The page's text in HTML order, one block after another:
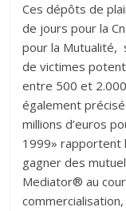
Ces dépôts de
de jours pour la
pour la Mutualité,
de victimes
entre 500 et
également
millions d’euros
1999» rapportent
gagner des
Mediator® au